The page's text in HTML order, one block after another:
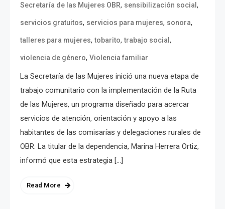
Secretaría de las Mujeres OBR, sensibilización social,
servicios gratuitos, servicios para mujeres, sonora,
talleres para mujeres,tobarito,trabajo social,
violencia de género, Violencia familiar
La Secretaría de las Mujeres inició una nueva etapa de
trabajo comunitario con la implementación de la Ruta
de las Mujeres, un programa diseñado para acercar
servicios de atención, orientación y apoyo a las
habitantes de las comisarías y delegaciones rurales de
OBR. La titular de la dependencia, Marina Herrera Ortiz,
informó que esta estrategia […]
Read More